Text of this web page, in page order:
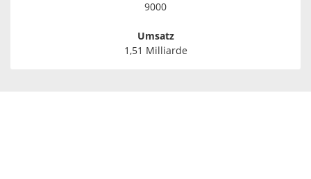
9000
Umsatz
1,51 Milliarde